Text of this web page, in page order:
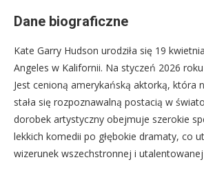
Dane biograficzne
Kate Garry Hudson urodziła się 19
Angeles w Kalifornii. Na styczeń 2026
Jest cenioną amerykańską aktorką, która
stała się rozpoznawalną postacią w
dorobek artystyczny obejmuje szerokie
lekkich komedii po głębokie dramaty, co
wizerunek wszechstronnej i